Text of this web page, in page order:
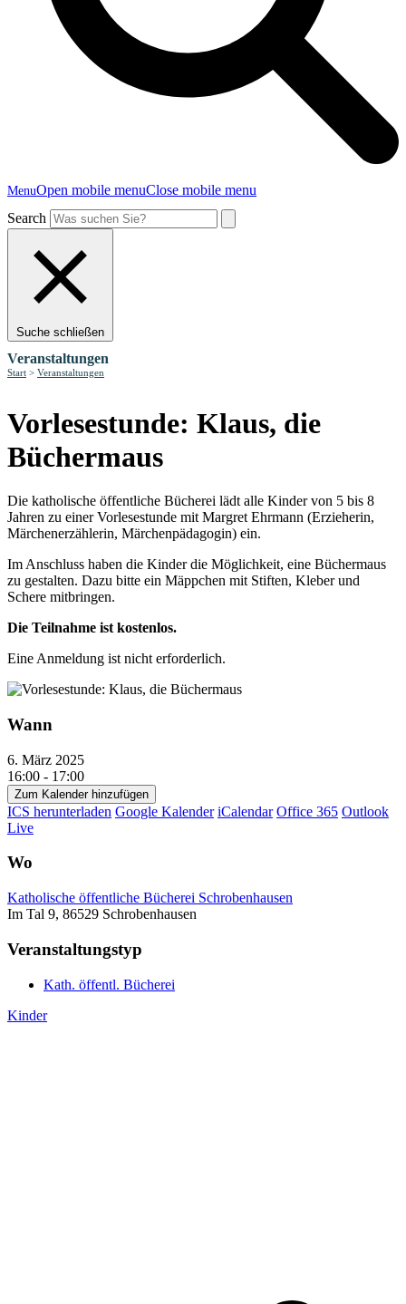
MenuOpen mobile menuClose mobile menu
Search
Suche schließen
Veranstaltungen
Start > Veranstaltungen
Vorlesestunde: Klaus, die
Büchermaus
Die katholische öffentliche Bücherei lädt alle Kinder von 5 bis 8
Jahren zu einer Vorlesestunde mit Margret Ehrmann (Erzieherin,
Märchenerzählerin, Märchenpädagogin) ein.
Im Anschluss haben die Kinder die Möglichkeit, eine Büchermaus
zu gestalten. Dazu bitte ein Mäppchen mit Stiften, Kleber und
Schere mitbringen.
Die Teilnahme ist kostenlos.
Eine Anmeldung ist nicht erforderlich.
Wann
6. März 2025
16:00 - 17:00
Zum Kalender hinzufügen
ICS herunterladen Google Kalender iCalendar Office 365 Outlook
Live
Wo
Katholische öffentliche Bücherei Schrobenhausen
Im Tal 9, 86529 Schrobenhausen
Veranstaltungstyp
Kath. öffentl. Bücherei
Kinder